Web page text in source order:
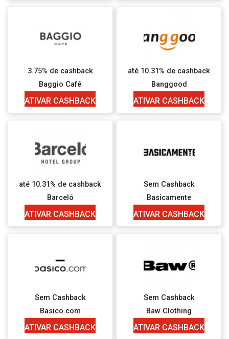
3.75% de cashback
Baggio Café
ATIVAR CASHBACK
até 10.31% de cashback
Banggood
ATIVAR CASHBACK
até 10.31% de cashback
Barceló
ATIVAR CASHBACK
Sem Cashback
Basicamente
ATIVAR CASHBACK
Sem Cashback
Basico.com
ATIVAR CASHBACK
Sem Cashback
Baw Clothing
ATIVAR CASHBACK